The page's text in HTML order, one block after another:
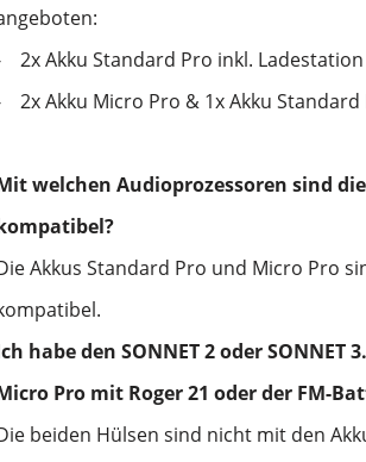
2x Akku Standard Pro inkl. Ladestation
2x Akku Micro Pro & 1x Akku
welchen Audioprozessoren sind
Akkus Standard Pro und Micro Pro
habe den SONNET 2 oder
Pro mit Roger 21 oder der FM-
beiden Hülsen sind nicht mit den